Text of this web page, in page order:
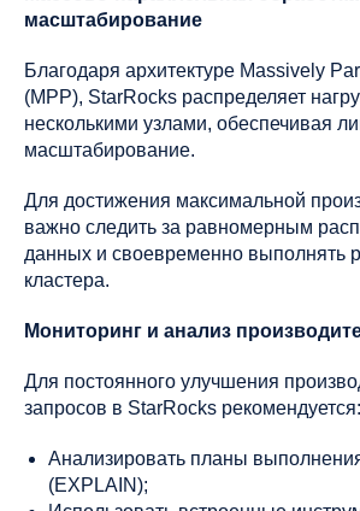
масштабирование
Благодаря архитектуре Massively
(MPP), StarRocks распределяет
несколькими узлами, обеспечивая
масштабирование.
Для достижения максимальной
важно следить за равномерным
данных и своевременно выполнять
кластера.
Мониторинг и анализ
Для постоянного улучшения
запросов в StarRocks рекомендуется:
Анализировать планы
(EXPLAIN);